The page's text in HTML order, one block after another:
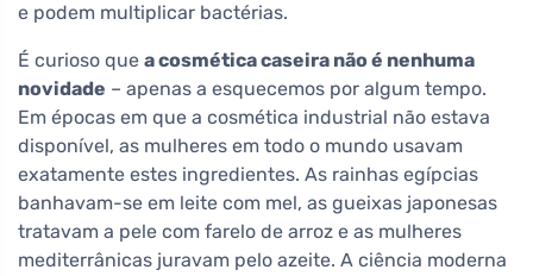
e podem multiplicar bactérias.
É curioso que a cosmética caseira não é nenhuma
novidade – apenas a esquecemos por algum tempo.
Em épocas em que a cosmética industrial não estava
disponível, as mulheres em todo o mundo usavam
exatamente estes ingredientes. As rainhas egípcias
banhavam-se em leite com mel, as gueixas japonesas
tratavam a pele com farelo de arroz e as mulheres
mediterrânicas juravam pelo azeite. A ciência moderna